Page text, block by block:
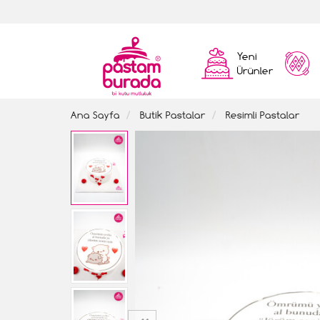
Yeni
Ürünler
Ana Sayfa Butik Pastalar Resimli Pastalar